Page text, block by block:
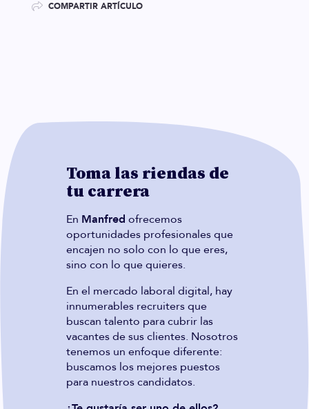
COMPARTIR ARTÍCULO
Toma las riendas de
tu carrera
En Manfred ofrecemos
oportunidades profesionales que
encajen no solo con lo que eres,
sino con lo que quieres.
En el mercado laboral digital, hay
innumerables recruiters que
buscan talento para cubrir las
vacantes de sus clientes. Nosotros
tenemos un enfoque diferente:
buscamos los mejores puestos
para nuestros candidatos.